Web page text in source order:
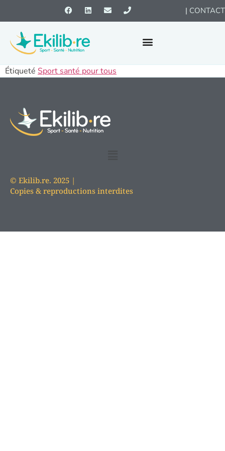
| CONTACT
Étiqueté Sport santé pour tous
© Ekilib.re. 2025 |
Copies & reproductions interdites